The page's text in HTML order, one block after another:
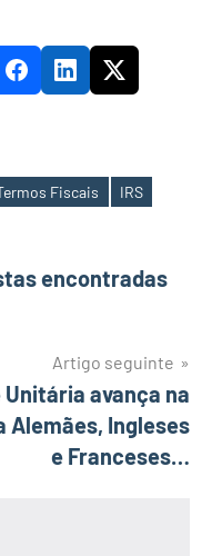
Fiscais IRS
encontradas
Artigo seguinte
avança na
Alemães, Ingleses
e Franceses…